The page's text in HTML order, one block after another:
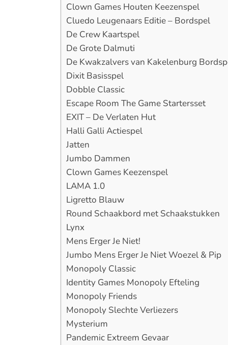
Clown Games Houten Keezenspel
Cluedo Leugenaars Editie – Bordspel
De Crew Kaartspel
De Grote Dalmuti
De Kwakzalvers van Kakelenburg
Dixit Basisspel
Dobble Classic
Escape Room The Game Startersset
EXIT – De Verlaten Hut
Halli Galli Actiespel
Jatten
Jumbo Dammen
Clown Games Keezenspel
LAMA 1.0
Ligretto Blauw
Round Schaakbord met Schaakstukken
Lynx
Mens Erger Je Niet!
Jumbo Mens Erger Je Niet Woezel & Pip
Monopoly Classic
Identity Games Monopoly Efteling
Monopoly Friends
Monopoly Slechte Verliezers
Mysterium
Pandemic Extreem Gevaar